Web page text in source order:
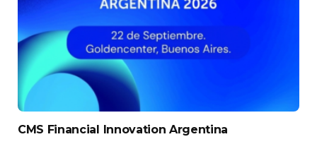
CMS Financial Innovation Argentina